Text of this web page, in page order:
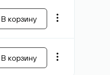
В корзину
В корзину